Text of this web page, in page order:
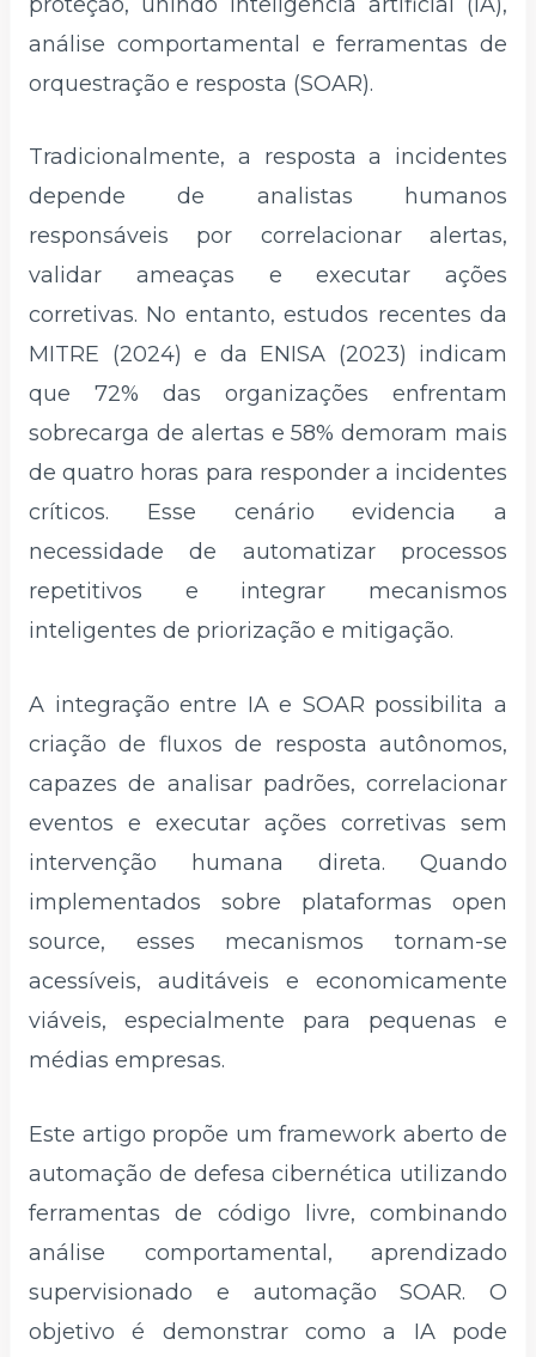
análise comportamental e ferramentas de
orquestração e resposta (SOAR).
Tradicionalmente, a resposta a incidentes
depende de analistas humanos
responsáveis por correlacionar alertas,
validar ameaças e executar ações
corretivas. No entanto, estudos recentes da
MITRE (2024) e da ENISA (2023) indicam
que 72% das organizações enfrentam
sobrecarga de alertas e 58% demoram mais
de quatro horas para responder a incidentes
críticos. Esse cenário evidencia a
necessidade de automatizar processos
repetitivos e integrar mecanismos
inteligentes de priorização e mitigação.
A integração entre IA e SOAR possibilita a
criação de fluxos de resposta autônomos,
capazes de analisar padrões, correlacionar
eventos e executar ações corretivas sem
intervenção humana direta. Quando
implementados sobre plataformas open
source, esses mecanismos tornam-se
acessíveis, auditáveis e economicamente
viáveis, especialmente para pequenas e
médias empresas.
Este artigo propõe um framework aberto de
automação de defesa cibernética utilizando
ferramentas de código livre, combinando
análise comportamental, aprendizado
supervisionado e automação SOAR. O
objetivo é demonstrar como a IA pode